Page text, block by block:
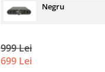
Negru
999 Lei
699 Lei